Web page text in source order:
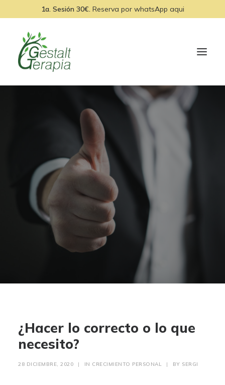
1a. Sesión 30€.Reserva por whatsApp aqui
MEDITACIONES
BLOG
CONTACTO
¿Hacer lo correcto o lo que
necesito?
28 DICIEMBRE, 2020 | IN CRECIMIENTO PERSONAL | BY SERGI